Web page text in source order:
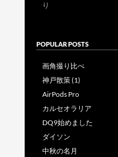
り
POPULAR POSTS
画角撮り比べ
神戸散策 (1)
AirPods Pro
カルセオラリア
DQ9始めました
ダイソン
中秋の名月